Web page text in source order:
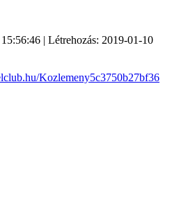
| Létrehozás: 2019-01-10
Kozlemeny5c3750b27bf36